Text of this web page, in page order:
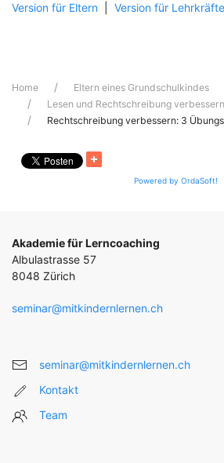
Version für Eltern Version für Lehrkräfte
Home
Eltern eines Grundschulkindes
Lesen und Rechtschreibung verbessern
Rechtschreibung verbessern: 3
Powered by OrdaSoft!
Akademie für Lerncoaching
Albulastrasse 57
8048 Zürich
seminar@mitkindernlernen.ch
seminar@mitkindernlernen.ch
Kontakt
Team